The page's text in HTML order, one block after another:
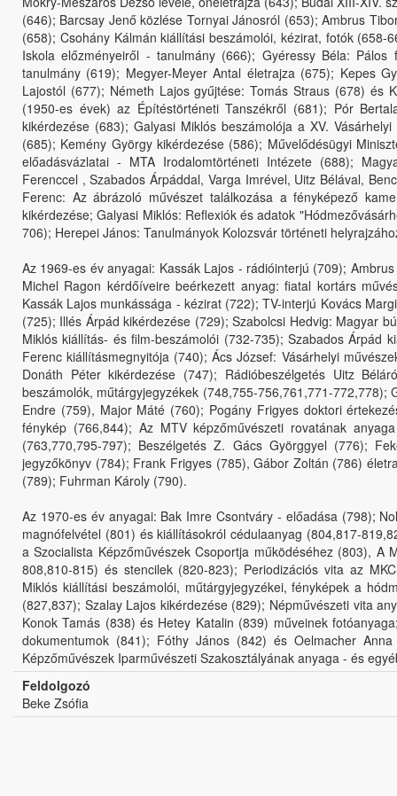
(646); Barcsay Jenő közlése Tornyai Jánosról (653); Ambrus
(658); Csohány Kálmán kiállítási beszámolói, kézirat, fotók
Iskola előzményeiről - tanulmány (666); Gyéressy Béla:
tanulmány (619); Megyer-Meyer Antal életrajza (675); Kepes
Lajostól (677); Németh Lajos gyűjtése: Tomás Straus (678) és
(1950-es évek) az Építéstörténeti Tanszékről (681); Pór
kikérdezése (683); Galyasi Miklós beszámolója a XV.
(685); Kemény György kikérdezése (586); Művelődésügyi
előadásvázlatai - MTA Irodalomtörténeti Intézete (688);
Ferenccel , Szabados Árpáddal, Varga Imrével, Uitz Bélával,
Ferenc: Az ábrázoló művészet találkozása a fényképező
kikérdezése; Galyasi Miklós: Reflexiók és adatok
706); Herepei János: Tanulmányok Kolozsvár történeti
Az 1969-es év anyagai: Kassák Lajos - rádióinterjú (709);
Michel Ragon kérdőíveire beérkezett anyag: fiatal kortárs
Kassák Lajos munkássága - kézirat (722); TV-interjú Kovács
(725); Illés Árpád kikérdezése (729); Szabolcsi Hedvig: Magyar
Miklós kiállítás- és film-beszámolói (732-735); Szabados Árpád
Ferenc kiállításmegnyitója (740); Ács József: Vásárhelyi
Donáth Péter kikérdezése (747); Rádióbeszélgetés Uitz
beszámolók, műtárgyjegyzékek (748,755-756,761,771-
Endre (759), Major Máté (760); Pogány Frigyes doktori
fénykép (766,844); Az MTV képzőművészeti rovatának
(763,770,795-797); Beszélgetés Z. Gács Györggyel (776);
jegyzőkönyv (784); Frank Frigyes (785), Gábor Zoltán (786)
(789); Fuhrman Károly (790).
Az 1970-es év anyagai: Bak Imre Csontváry - előadása (798);
magnófelvétel (801) és kiállításokról cédulaanyag (804,817-
a Szocialista Képzőművészek Csoportja működéséhez (803), A
808,810-815) és stencilek (820-823); Periodizációs vita az
Miklós kiállítási beszámolói, műtárgyjegyzékei, fényképek a
(827,837); Szalay Lajos kikérdezése (829); Népművészeti vita
Konok Tamás (838) és Hetey Katalin (839) műveinek
dokumentumok (841); Fóthy János (842) és Oelmacher
Képzőművészek Iparművészeti Szakosztályának anyaga - és
Feldolgozó
Beke Zsófia